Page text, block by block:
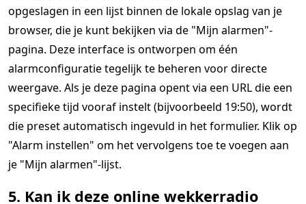
opgeslagen in een lijst binnen de lokale opslag van je
browser, die je kunt bekijken via de "Mijn alarmen"-
pagina. Deze interface is ontworpen om één
alarmconfiguratie tegelijk te beheren voor directe
weergave. Als je deze pagina opent via een URL die een
specifieke tijd vooraf instelt (bijvoorbeeld 19:50), wordt
die preset automatisch ingevuld in het formulier. Klik op
"Alarm instellen" om het vervolgens toe te voegen aan
je "Mijn alarmen"-lijst.
5. Kan ik deze online wekkerradio